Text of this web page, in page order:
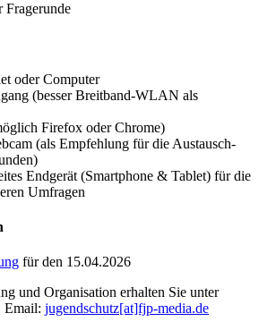
oder Computer
(besser Breitband-WLAN als
Firefox oder Chrome)
(als Empfehlung für die Austausch-
Endgerät (Smartphone & Tablet) für die
Umfragen
für den 15.04.2026
und Organisation erhalten Sie unter
Email: jugendschutz[at]fjp-media.de